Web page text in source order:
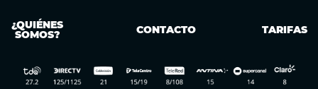
¿QUIÉNES
SOMOS? CONTACTO TARIFAS